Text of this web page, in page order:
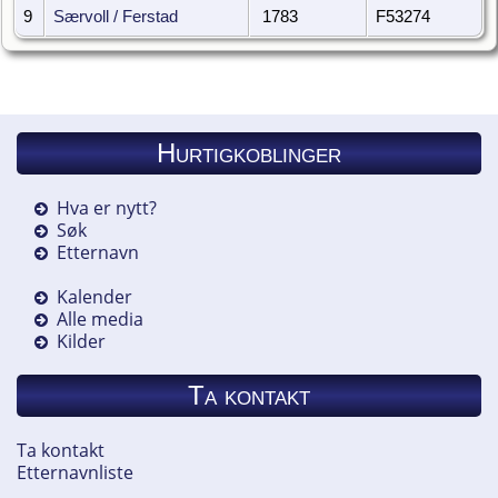
9 Særvoll / Ferstad 1783 F53274
Hurtigkoblinger
Hva er nytt?
Søk
Etternavn
Kalender
Alle media
Kilder
Ta kontakt
Ta kontakt
Etternavnliste